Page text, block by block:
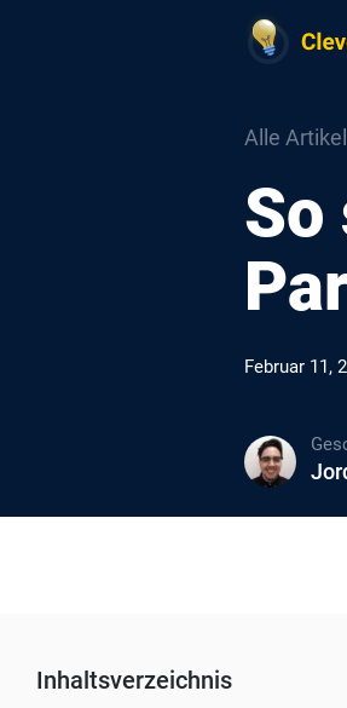
Alle Artikel
So
Februar 11,
Inhaltsverzeichnis